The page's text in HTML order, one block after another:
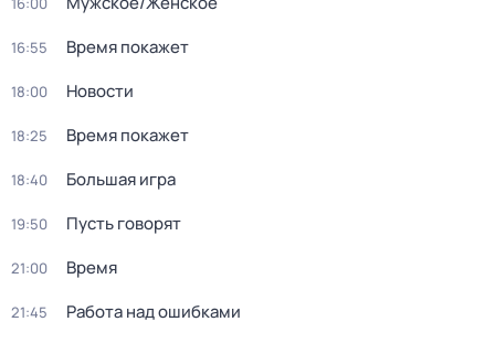
16:55 Время покажет
18:00 Новости
18:25 Время покажет
18:40 Большая игра
19:50 Пусть говорят
21:00 Время
21:45 Работа над ошибками